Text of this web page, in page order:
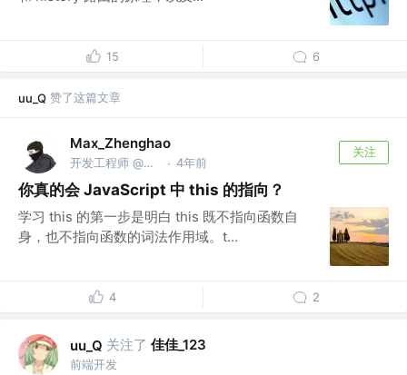
15 6
uu_Q 赞了这篇文章
Max_Zhenghao
开发工程师 @DaoCloud · 4年前
关注
你真的会 JavaScript 中 this 的指向？
学习 this 的第一步是明白 this 既不指向函数自
身，也不指向函数的词法作用域。t...
4 2
uu_Q 关注了 佳佳_123
前端开发